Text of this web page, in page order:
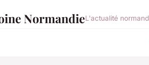
NormandieL'actualité